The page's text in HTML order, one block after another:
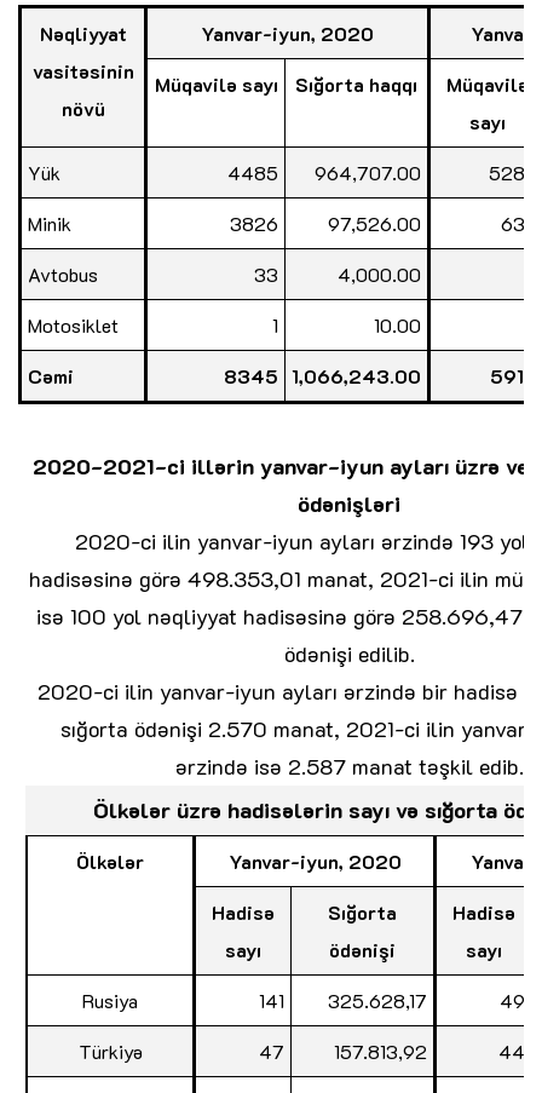
Nəqliyyat
vasitəsinin
növü
Yanvar-iyun, 2020
Müqavilə sayı
Sığorta haqqı
Müqavilə
sayı
Yük
4485 964,707.00
5282
Minik
3826 97,526.00
630
Avtobus
33 4,000.00
Motosiklet
1 10.00
Cəmi
8345 1,066,243.00 5919
2020-2021-ci illərin yanvar-iyun ayları üzrə
ödənişləri
2020-ci ilin yanvar-iyun ayları ərzində 193 yol
hadisəsinə görə 498.353,01 manat, 2021-ci ilin
isə 100 yol nəqliyyat hadisəsinə görə 258.696,47
ödənişi edilib.
2020-ci ilin yanvar-iyun ayları ərzində bir hadisə
sığorta ödənişi 2.570 manat, 2021-ci ilin yanvar-
ərzində isə 2.587 manat təşkil edib.
Ölkələr üzrə hadisələrin sayı və sığorta
Ölkələr Yanvar-iyun, 2020
Hadisə
sayı
Sığorta
ödənişi
Hadisə
sayı
Rusiya
141 325.628,17
49
Türkiyə
47 157.813,92
44